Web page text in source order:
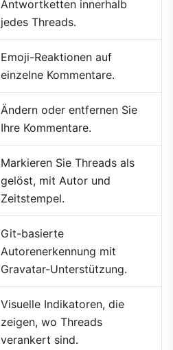
Antwortketten innerhalb
jedes Threads.
Emoji-Reaktionen auf
einzelne Kommentare.
Ändern oder entfernen Sie
Ihre Kommentare.
Markieren Sie Threads als
gelöst, mit Autor und
Zeitstempel.
Git-basierte
Autorenerkennung mit
Gravatar-Unterstützung.
Visuelle Indikatoren, die
zeigen, wo Threads
verankert sind.